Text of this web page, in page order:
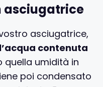
asciugatrice
asciugatrice,
contenuta
umidità in
poi condensato